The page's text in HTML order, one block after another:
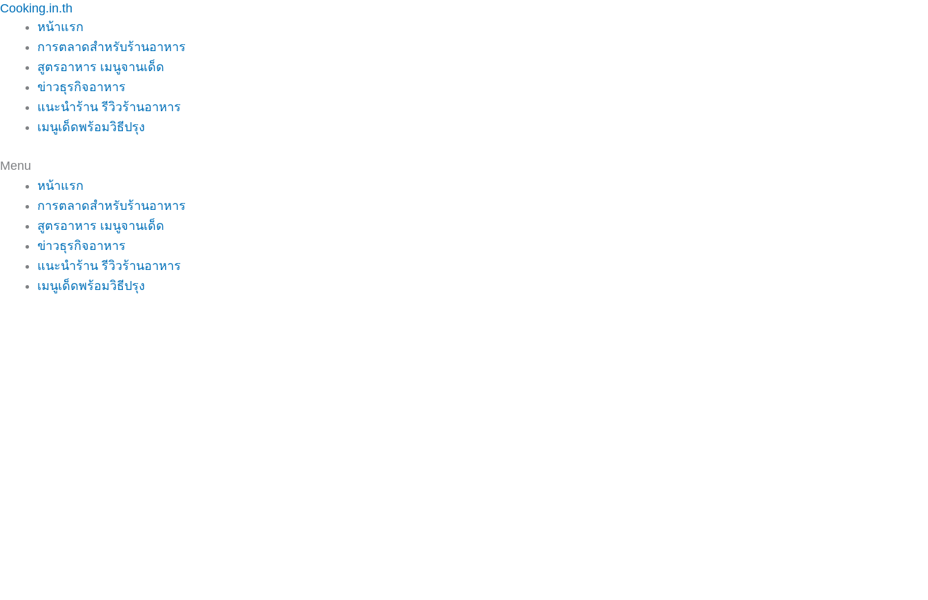
Skip
content
Cooking.in.th
หน้าแรก
การตลาดสำหรับร้านอาหาร
สูตรอาหาร เมนูจานเด็ด
ข่าวธุรกิจอาหาร
แนะนำร้าน รีวิวร้านอาหาร
เมนูเด็ดพร้อมวิธีปรุง
Menu
หน้าแรก
การตลาดสำหรับร้านอาหาร
สูตรอาหาร เมนูจานเด็ด
ข่าวธุรกิจอาหาร
แนะนำร้าน รีวิวร้านอาหาร
เมนูเด็ดพร้อมวิธีปรุง